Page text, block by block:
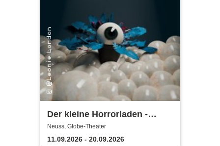
Der kleine Horrorladen -
Kulturforum Alte Post und
Musikschule Neuss
Neuss, Globe-Theater
11.09.2026 - 20.09.2026